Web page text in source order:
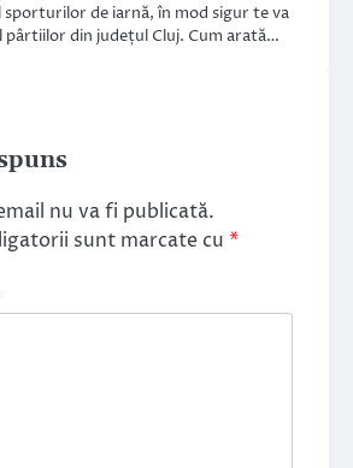
sporturilor de iarnă, în mod sigur te va
pârtiilor din județul Cluj. Cum arată…
nu va fi publicată.
sunt marcate cu *